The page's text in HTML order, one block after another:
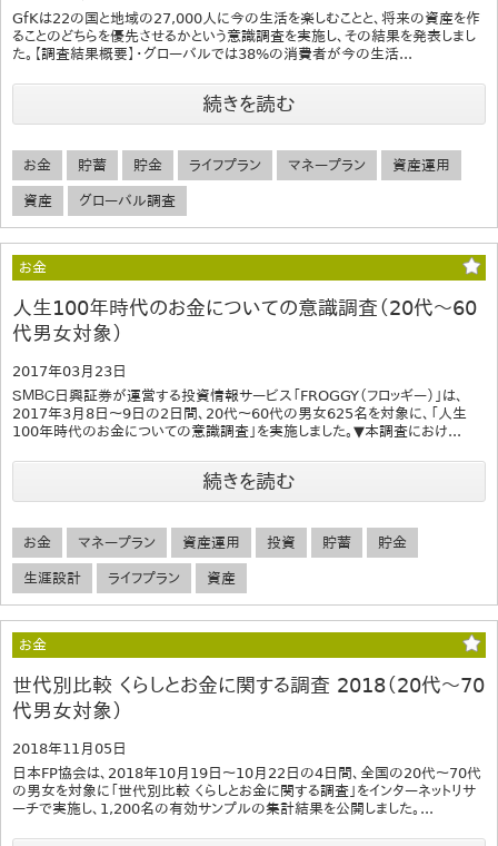
GfKは22の国と地域の27,000人に今の生活を楽しむことと、将来の資産を作
ることのどちらを優先させるかという意識調査を実施し、その結果を発表しまし
た。【調査結果概要】・グローバルでは38%の消費者が今の生活...
続きを読む
お金 貯蓄 貯金 ライフプラン マネープラン 資産運用
資産 グローバル調査
お金
人生100年時代のお金についての意識調査（20代～60
代男女対象）
2017年03月23日
ＳＭＢＣ日興証券が運営する投資情報サービス「FROGGY（フロッギー）」は、
2017年3月8日～9日の2日間、20代～60代の男女625名を対象に、「人生
100年時代のお金についての意識調査」を実施しました。▼本調査におけ...
続きを読む
お金 マネープラン 資産運用 投資 貯蓄 貯金
生涯設計 ライフプラン 資産
お金
世代別比較 くらしとお金に関する調査 2018（20代～70
代男女対象）
2018年11月05日
日本FP協会は、2018年10月19日～10月22日の4日間、全国の20代～70代
の男女を対象に「世代別比較 くらしとお金に関する調査」をインターネットリサ
ーチで実施し、1,200名の有効サンプルの集計結果を公開しました。...